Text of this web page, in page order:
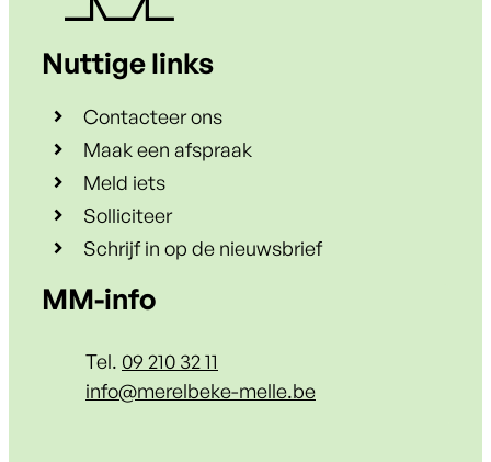
Nuttige links
Contacteer ons
Maak een afspraak
Meld iets
Solliciteer
Schrijf in op de nieuwsbrief
Contact & openingsuren
MM-info
09 210 32 11
E-mailinfo@merelbeke-melle.be